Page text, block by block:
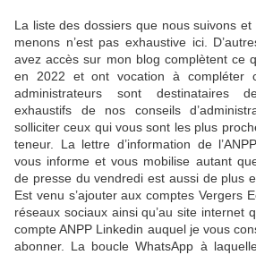
La liste des dossiers que nous suivons
menons n’est pas exhaustive ici.
avez accès sur mon blog complètent ce
en 2022 et ont vocation à compléter
administrateurs sont destinataires
exhaustifs de nos conseils
solliciter ceux qui vous sont les plus
teneur. La lettre d’information de
vous informe et vous mobilise autant
de presse du vendredi est aussi de plus
Est venu s’ajouter aux comptes Vergers
réseaux sociaux ainsi qu’au site internet
compte ANPP Linkedin auquel je vous
abonner. La boucle WhatsApp à